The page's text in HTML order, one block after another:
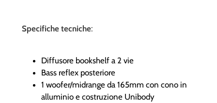
Specifiche tecniche:
Diffusore bookshelf a 2 vie
Bass reflex posteriore
1 woofer/midrange da 165mm con cono in
alluminio e costruzione Unibody